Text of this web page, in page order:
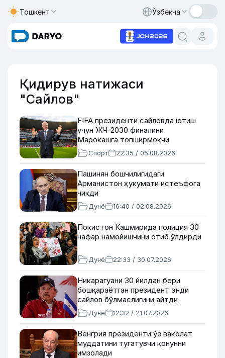
Тошкент Ўзбекча
Қидирув натижаси
"Сайлов"
FIFA президенти сайловда ютиш
учун ЖЧ-2030 финалини
Марокашга топширмоқчи
Спорт 22:35 / 05.08.2026
Пашинян бошчилигидаги
Арманистон ҳукумати истеъфога
чиқди
Дунё 16:40 / 02.08.2026
Покистон Кашмирида полиция 30
нафар намойишчини отиб ўлдирди
Дунё 22:33 / 30.07.2026
Никарагуани 30 йилдан бери
бошқараётган президент энди
сайлов бўлмаслигини айтди
Дунё 12:32 / 21.07.2026
Венгрия президенти ўз ваколат
муддатини тугатувчи қонунни
имзолади